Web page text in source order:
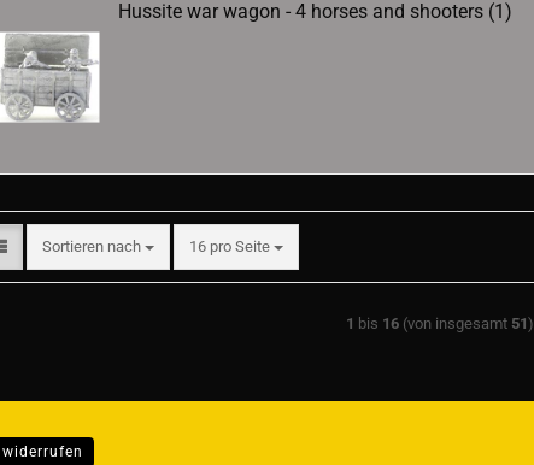
Hussite war wagon - 4 horses and shooters (1)
Sortieren nach
Sortieren nach 16 pro Seite
pro Seite
1 bis 16 (von insgesamt 51)